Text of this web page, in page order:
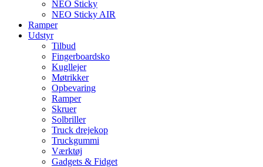
NEO Sticky
NEO Sticky AIR
Ramper
Udstyr
Tilbud
Fingerboardsko
Kugllejer
Møtrikker
Opbevaring
Ramper
Skruer
Solbriller
Truck drejekop
Truckgummi
Værktøj
Gadgets & Fidget